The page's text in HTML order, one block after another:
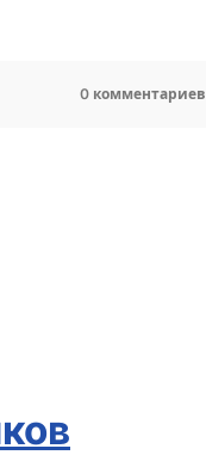
0 комментариев